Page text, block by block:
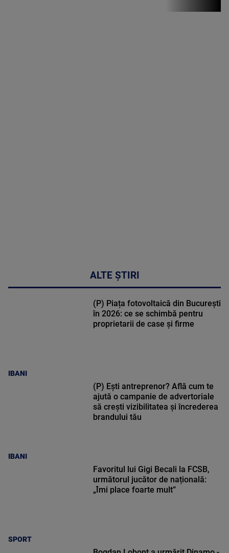
ALTE ȘTIRI
IBANI
(P) Piața fotovoltaică din București
în 2026: ce se schimbă pentru
proprietarii de case și firme
IBANI
(P) Ești antreprenor? Află cum te
ajută o campanie de advertoriale
să crești vizibilitatea și încrederea
brandului tău
SPORT
Favoritul lui Gigi Becali la FCSB,
următorul jucător de națională:
„Îmi place foarte mult”